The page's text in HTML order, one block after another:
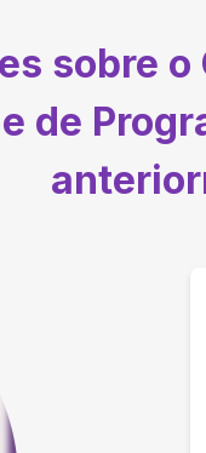
sobre o
de